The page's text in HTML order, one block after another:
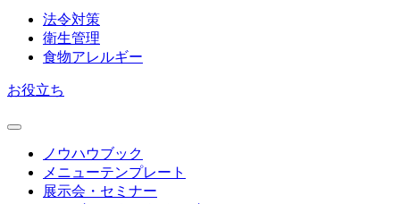
法令対策
衛生管理
食物アレルギー
お役立ち
ノウハウブック
メニューテンプレート
展示会・セミナー